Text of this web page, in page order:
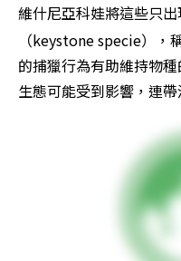
維什尼亞科娃將這些只
（keystone specie），
的捕獵行為有助維持物
生態可能受到影響，連